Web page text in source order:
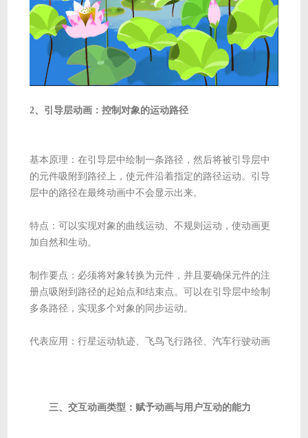
2、引导层动画：控制对象的运动路径
基本原理：在引导层中绘制一条路径，然后将被引导层中
的元件吸附到路径上，使元件沿着指定的路径运动。引导
层中的路径在最终动画中不会显示出来。
特点：可以实现对象的曲线运动、不规则运动，使动画更
加自然和生动。
制作要点：必须将对象转换为元件，并且要确保元件的注
册点吸附到路径的起始点和结束点。可以在引导层中绘制
多条路径，实现多个对象的同步运动。
代表应用：行星运动轨迹、飞鸟飞行路径、汽车行驶动画
三、交互动画类型：赋予动画与用户互动的能力